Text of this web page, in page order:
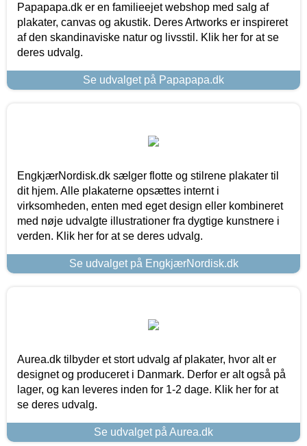
Papapapa.dk er en familieejet webshop med salg af
plakater, canvas og akustik. Deres Artworks er inspireret
af den skandinaviske natur og livsstil. Klik her for at se
deres udvalg.
Se udvalget på Papapapa.dk
EngkjærNordisk.dk sælger flotte og stilrene plakater til
dit hjem. Alle plakaterne opsættes internt i
virksomheden, enten med eget design eller kombineret
med nøje udvalgte illustrationer fra dygtige kunstnere i
verden. Klik her for at se deres udvalg.
Se udvalget på EngkjærNordisk.dk
Aurea.dk tilbyder et stort udvalg af plakater, hvor alt er
designet og produceret i Danmark. Derfor er alt også på
lager, og kan leveres inden for 1-2 dage. Klik her for at
se deres udvalg.
Se udvalget på Aurea.dk